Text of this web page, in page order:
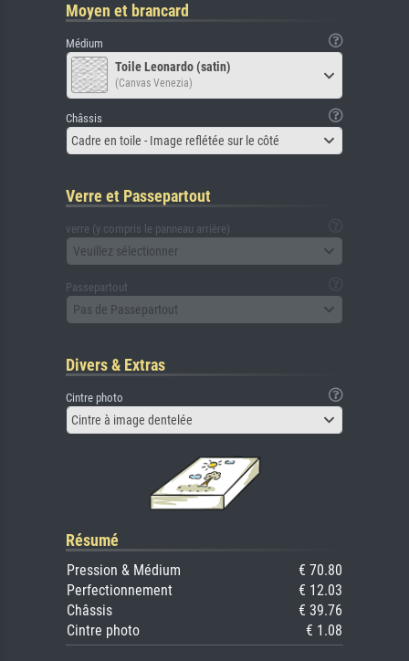
Moyen et brancard
Médium
Toile Leonardo (satin)
(Canvas Venezia)
Châssis
Cadre en toile - Image reflétée sur le côté
Verre et Passepartout
verre (y compris le panneau arrière)
Veuillez sélectionner
Passepartout
Pas de Passepartout
Divers & Extras
Cintre photo
Cintre à image dentelée
Résumé
Pression & Médium
€ 70.80
Perfectionnement
€ 12.03
Châssis
€ 39.76
Cintre photo
€ 1.08